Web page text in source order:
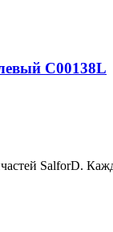
C00138L
SalforD.